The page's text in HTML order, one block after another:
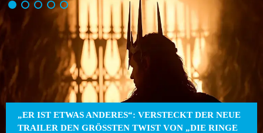
„ER IST ETWAS ANDERES“: VERSTECKT DER NEUE
TRAILER DEN GRÖSSTEN TWIST VON „DIE RINGE D